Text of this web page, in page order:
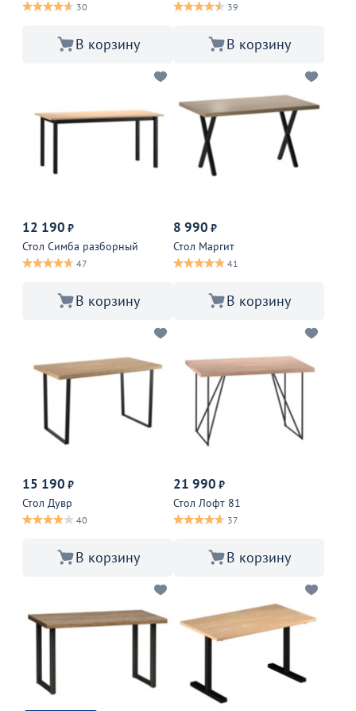
30
В корзину
39
В корзину
12 190 ₽
Стол Симба разборный
47
В корзину
8 990 ₽
Стол Маргит
41
В корзину
15 190 ₽
Стол Дувр
40
В корзину
21 990 ₽
Стол Лофт 81
37
В корзину